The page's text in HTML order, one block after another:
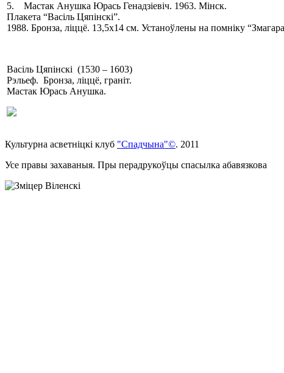
5. Мастак Анушка Юрась Генадзіевіч. 1963. Мінск.
Плакета “Васіль Цяпінскі”.
1988. Бронза, ліццё. 13,5х14 см. Устаноўлены на помніку
Васіль Цяпінскі (1530 – 1603)
Рэльеф. Бронза, ліццё, граніт.
Мастак Юрась Анушка.
Культурна асветнiцкi клуб "Спадчына"©. 2011
Усе правы захаваныя. Пры перадрукоўцы спасылка абавязкова